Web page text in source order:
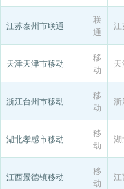
江苏泰州市联通
联
通
江
天津天津市移动
移
动
浙江台州市移动
移
动
浙
湖北孝感市移动
移
动
湖
江西景德镇移动
移
动
江